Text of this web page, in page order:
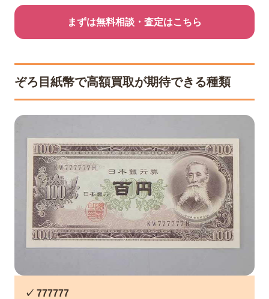
まずは無料相談・査定はこちら
ぞろ目紙幣で高額買取が期待できる種類
✓ 777777